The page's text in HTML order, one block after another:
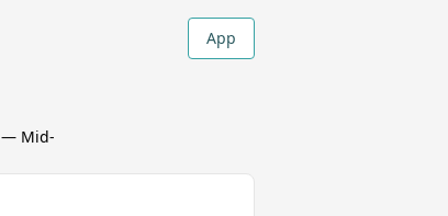
App
— Mid-